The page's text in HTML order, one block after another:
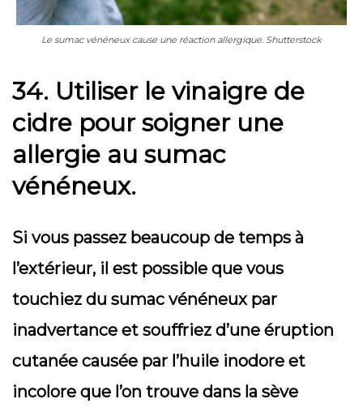
Le sumac vénéneux cause une réaction allergique. Shutterstock
34. Utiliser le vinaigre de
cidre pour soigner une
allergie au sumac
vénéneux.
Si vous passez beaucoup de temps à
l’extérieur, il est possible que vous
touchiez du sumac vénéneux par
inadvertance et souffriez d’une éruption
cutanée causée par l’huile inodore et
incolore que l’on trouve dans la sève